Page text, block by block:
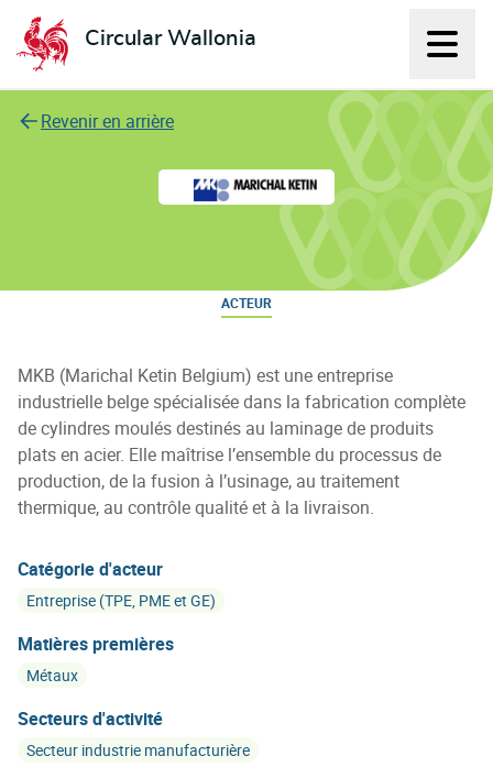
Circular Wallonia
L'économie circulaire
Revenir en arrière
Marichal Ketin Belgium
ACTEUR
MKB (Marichal Ketin Belgium) est une entreprise
industrielle belge spécialisée dans la fabrication complète
de cylindres moulés destinés au laminage de produits
plats en acier. Elle maîtrise l’ensemble du processus de
production, de la fusion à l’usinage, au traitement
thermique, au contrôle qualité et à la livraison.
Catégorie d'acteur
Entreprise (TPE, PME et GE)
Matières premières
Métaux
Secteurs d'activité
Secteur industrie manufacturière